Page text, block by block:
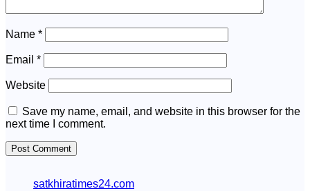
Name *
Email *
Website
Save my name, email, and website in this browser for the
next time I comment.
satkhiratimes24.com